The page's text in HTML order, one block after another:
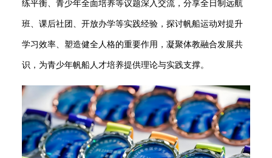
练平衡、青少年全面培养等议题深入交流，分享全日制远航
班、课后社团、开放办学等实践经验，探讨帆船运动对提升
学习效率、塑造健全人格的重要作用，凝聚体教融合发展共
识，为青少年帆船人才培养提供理论与实践支撑。